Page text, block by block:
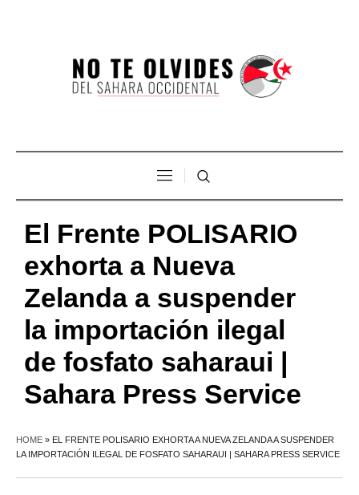
El Frente POLISARIO
exhorta a Nueva
Zelanda a suspender
la importación ilegal
de fosfato saharaui |
Sahara Press Service
HOME » EL FRENTE POLISARIO EXHORTA A NUEVA ZELANDA A SUSPENDER
LA IMPORTACIÓN ILEGAL DE FOSFATO SAHARAUI | SAHARA PRESS SERVICE